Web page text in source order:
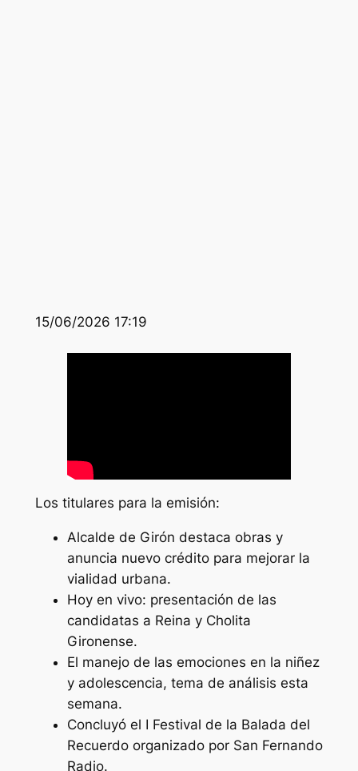
15/06/2026 17:19
Los titulares para la emisión:
Alcalde de Girón destaca obras y
anuncia nuevo crédito para mejorar la
vialidad urbana.
Hoy en vivo: presentación de las
candidatas a Reina y Cholita
Gironense.
El manejo de las emociones en la niñez
y adolescencia, tema de análisis esta
semana.
Concluyó el I Festival de la Balada del
Recuerdo organizado por San Fernando
Radio.